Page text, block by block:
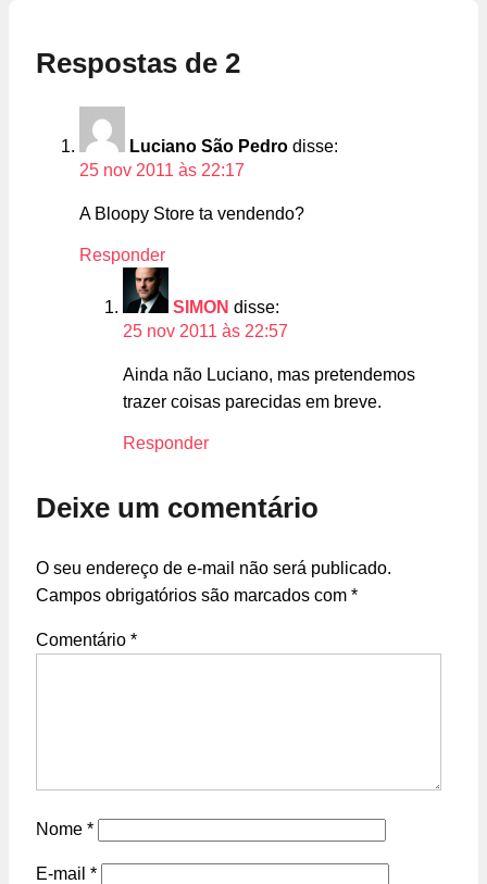
Respostas de 2
Luciano São Pedro disse:
25 nov 2011 às 22:17
A Bloopy Store ta vendendo?
Responder
SIMON disse:
25 nov 2011 às 22:57
Ainda não Luciano, mas pretendemos
trazer coisas parecidas em breve.
Responder
Deixe um comentário
O seu endereço de e-mail não será publicado.
Campos obrigatórios são marcados com *
Comentário *
Nome *
E-mail *